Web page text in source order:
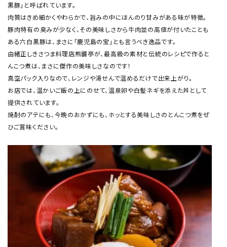
黒豚」と呼ばれています。
肉質はきめ細かくやわらかで、旨みの中にほんのり甘みがある味が特徴。
豚肉特有の臭みが少なく、その美味しさから牛肉並の高値が付いたことも
ある六白黒豚は、まさに「鹿児島の宝」とも言うべき逸品です。
由緒正しきさつま料理店熊襲亭が、最高級の素材と伝統のレシピで作ると
んこつ煮は、まさに傑作の美味しさなのです！
真空パック入りなので、レンジや湯せんで温めるだけで出来上がり。
お店では、温かいご飯の上にのせて、温泉卵や白髪ネギを添えた丼として
提供されています。
焼酎のアテにも、今晩のおかずにも、ホッとする美味しさのとんこつ煮をぜ
ひご賞味ください。